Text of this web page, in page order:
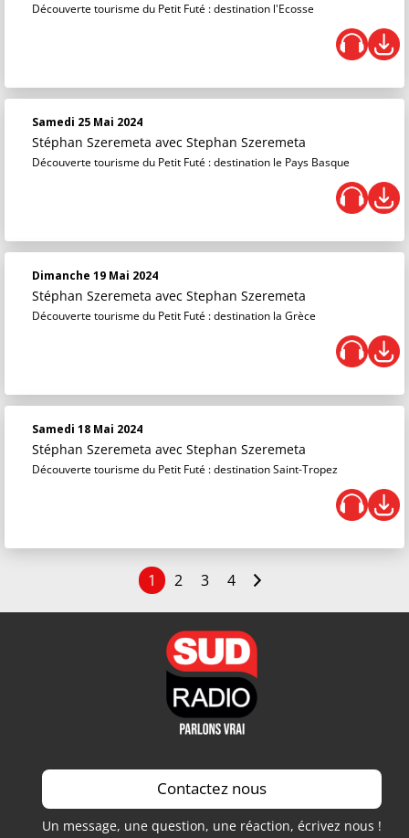
Découverte tourisme du Petit Futé : destination l'Ecosse
Samedi 25 Mai 2024
Stéphan Szeremeta avec Stephan Szeremeta
Découverte tourisme du Petit Futé : destination le Pays Basque
Dimanche 19 Mai 2024
Stéphan Szeremeta avec Stephan Szeremeta
Découverte tourisme du Petit Futé : destination la Grèce
Samedi 18 Mai 2024
Stéphan Szeremeta avec Stephan Szeremeta
Découverte tourisme du Petit Futé : destination Saint-Tropez
1 2 3 4
Contactez nous
Un message, une question, une réaction, écrivez nous !